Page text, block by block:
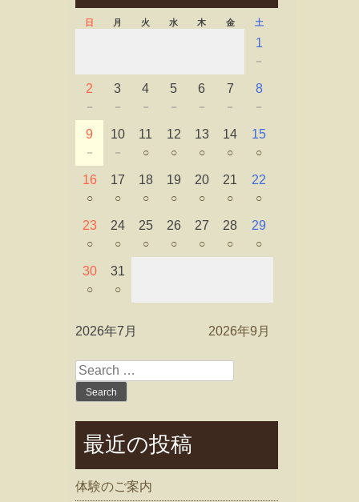
日 月 火 水 木 金 土
1
－
2
－
3
－
4
－
5
－
6
－
7
－
8
－
9
－
10
－
11
○
12
○
13
○
14
○
15
○
16
○
17
○
18
○
19
○
20
○
21
○
22
○
23
○
24
○
25
○
26
○
27
○
28
○
29
○
30
○
31
○
2026年7月 2026年9月
Search
for:
最近の投稿
体験のご案内